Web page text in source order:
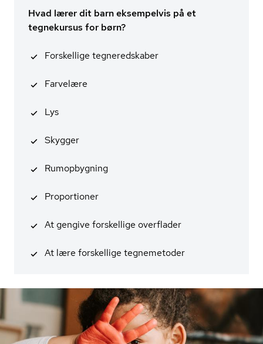
Hvad lærer dit barn eksempelvis på et
tegnekursus for børn?
Forskellige tegneredskaber
Farvelære
Lys
Skygger
Rumopbygning
Proportioner
At gengive forskellige overflader
At lære forskellige tegnemetoder